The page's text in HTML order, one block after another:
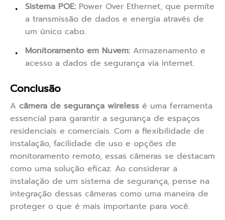
Sistema POE: Power Over Ethernet, que permite
a transmissão de dados e energia através de
um único cabo.
Monitoramento em Nuvem: Armazenamento e
acesso a dados de segurança via internet.
Conclusão
A câmera de segurança wireless é uma ferramenta
essencial para garantir a segurança de espaços
residenciais e comerciais. Com a flexibilidade de
instalação, facilidade de uso e opções de
monitoramento remoto, essas câmeras se destacam
como uma solução eficaz. Ao considerar a
instalação de um sistema de segurança, pense na
integração dessas câmeras como uma maneira de
proteger o que é mais importante para você.